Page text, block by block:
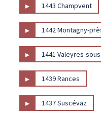
▸ 1443 Champvent
▸ 1442 Montagny-
▸ 1441 Valeyres-
▸ 1439 Rances
▸ 1437 Suscévaz